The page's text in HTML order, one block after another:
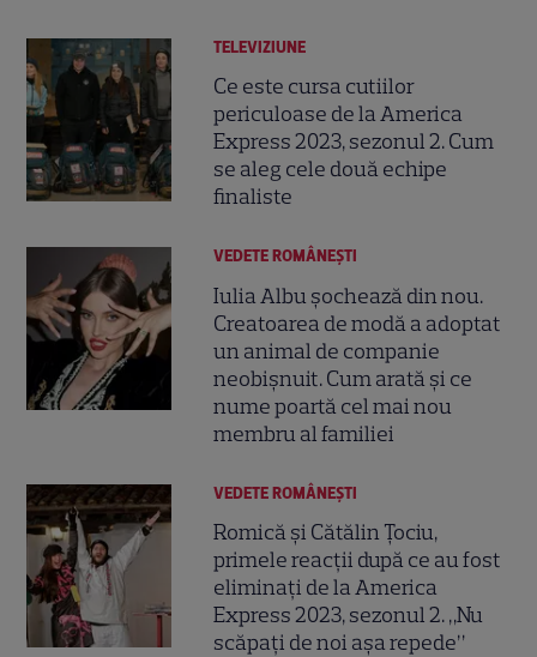
TELEVIZIUNE
Ce este cursa cutiilor
periculoase de la America
Express 2023, sezonul 2. Cum
se aleg cele două echipe
finaliste
VEDETE ROMÂNEŞTI
Iulia Albu șochează din nou.
Creatoarea de modă a adoptat
un animal de companie
neobișnuit. Cum arată și ce
nume poartă cel mai nou
membru al familiei
VEDETE ROMÂNEŞTI
Romică și Cătălin Țociu,
primele reacții după ce au fost
eliminați de la America
Express 2023, sezonul 2. „Nu
scăpați de noi așa repede”